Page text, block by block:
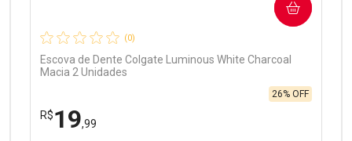
(0)
Escova de Dente Colgate Luminous White Charcoal
Macia 2 Unidades
R$19,99
26% OFF
COMPRAR